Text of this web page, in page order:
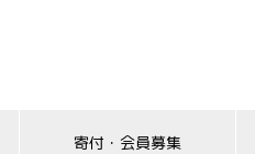
寄付・会員募集